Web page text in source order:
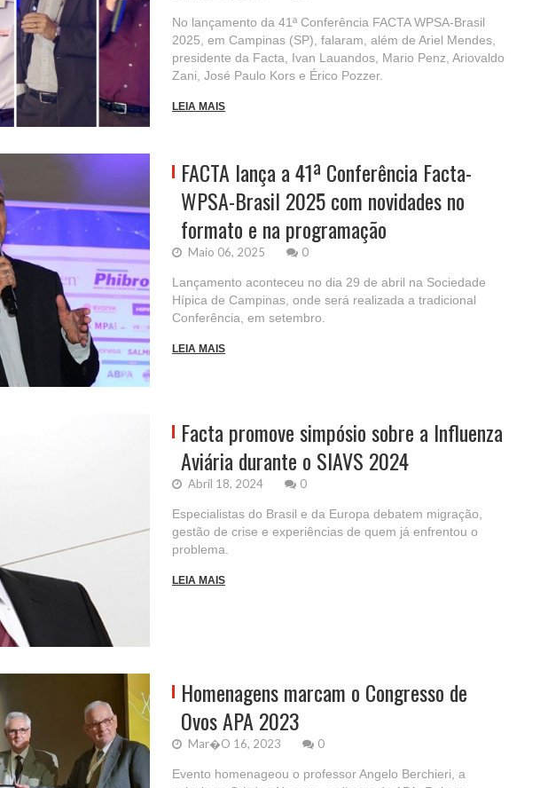
No lançamento da 41ª Conferência FACTA WPSA-Brasil
2025, em Campinas (SP), falaram, além de Ariel Mendes,
presidente da Facta, Ivan Lauandos, Mario Penz, Ariovaldo
Zani, José Paulo Kors e Érico Pozzer.
LEIA MAIS
FACTA lança a 41ª Conferência Facta-
WPSA-Brasil 2025 com novidades no
formato e na programação
Maio 06, 2025 0
Lançamento aconteceu no dia 29 de abril na Sociedade
Hípica de Campinas, onde será realizada a tradicional
Conferência, em setembro.
LEIA MAIS
Facta promove simpósio sobre a Influenza
Aviária durante o SIAVS 2024
Abril 18, 2024 0
Especialistas do Brasil e da Europa debatem migração,
gestão de crise e experiências de quem já enfrentou o
problema.
LEIA MAIS
Homenagens marcam o Congresso de
Ovos APA 2023
Mar�o 16, 2023 0
Evento homenageou o professor Angelo Berchieri, a